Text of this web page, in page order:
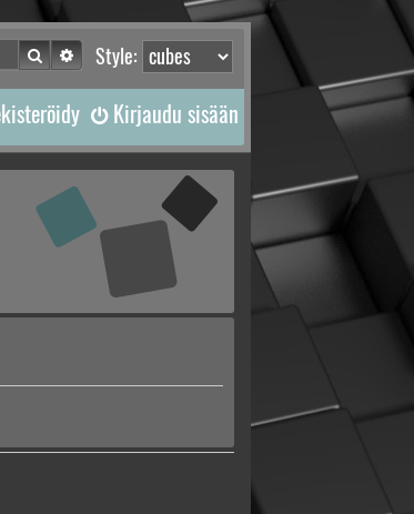
Style:
Etsi Tarkennettu haku
Kirjaudu sisään